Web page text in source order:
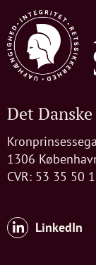
Det
1306
CVR: 53 35 50
LinkedIn